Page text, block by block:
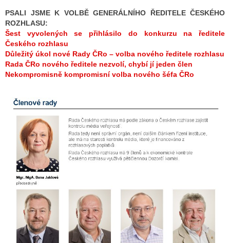
PSALI JSME K VOLBĚ GENERÁLNÍHO ŘEDITELE ČESKÉHO
ROZHLASU:
Šest vyvolených se přihlásilo do konkurzu na ředitele
Českého rozhlasu
Důležitý úkol nové Rady ČRo – volba nového ředitele rozhlasu
Rada ČRo nového ředitele nezvolí, chybí jí jeden člen
Nekompromisně kompromisní volba nového šéfa ČRo